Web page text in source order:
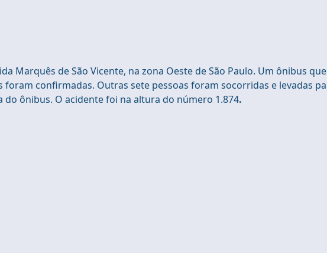
Marquês de São Vicente, na zona Oeste de São Paulo. Um ônibus que
confirmadas. Outras sete pessoas foram socorridas e levadas
ônibus. O acidente foi na altura do número 1.874.